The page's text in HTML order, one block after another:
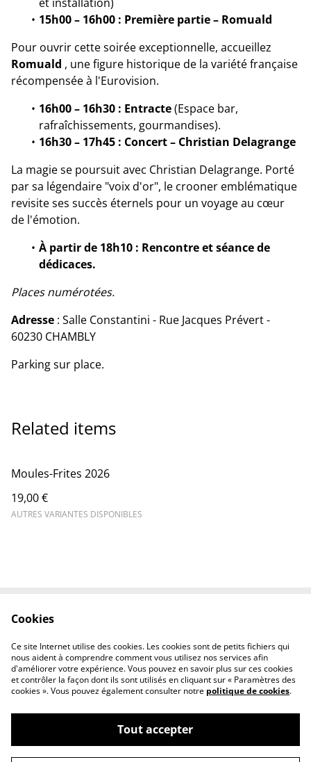
15h00 – 16h00 : Première partie – Romuald
Pour ouvrir cette soirée exceptionnelle, accueillez
Romuald , une figure historique de la variété française
récompensée à l'Eurovision.
16h00 – 16h30 : Entracte(Espace bar,
rafraîchissements, gourmandises).
16h30 – 17h45 : Concert – Christian Delagrange
La magie se poursuit avec Christian Delagrange. Porté
par sa légendaire "voix d'or", le crooner emblématique
revisite ses succès éternels pour un voyage au cœur
de l'émotion.
À partir de 18h10 : Rencontre et séance de
dédicaces.
Places numérotées.
Adresse : Salle Constantini - Rue Jacques Prévert -
60230 CHAMBLY
Parking sur place.
Related items
Moules-Frites 2026
19,00 €
AUTRES VARIANTES DISPONIBLES
Privacy Policy
Cookie Policy
©2026
Les anciens Marins de Chambly et environs
(AMMAC Chambly)
Cookies
Ce site Internet utilise des cookies. Les cookies sont de petits fichiers qui
nous aident à comprendre comment vous utilisez nos services afin
d'améliorer votre expérience. Vous pouvez en savoir plus sur ces cookies
et contrôler la façon dont ils sont utilisés en cliquant sur « Paramètres des
cookies ». Vous pouvez également consulter notre politique de cookies.
Tout accepter